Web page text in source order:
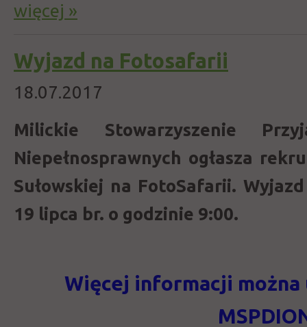
więcej »
Wyjazd na Fotosafarii
18.07.2017
Milickie Stowarzyszenie
Niepełnosprawnych ogłasza
Sułowskiej na FotoSafarii.
19 lipca br. o godzinie 9:00.
Więcej informacji